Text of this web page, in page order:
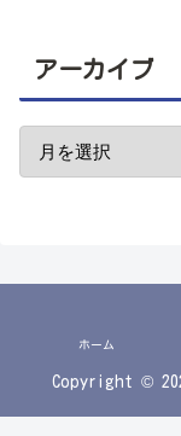
アーカイブ
ホーム
Copyright ©